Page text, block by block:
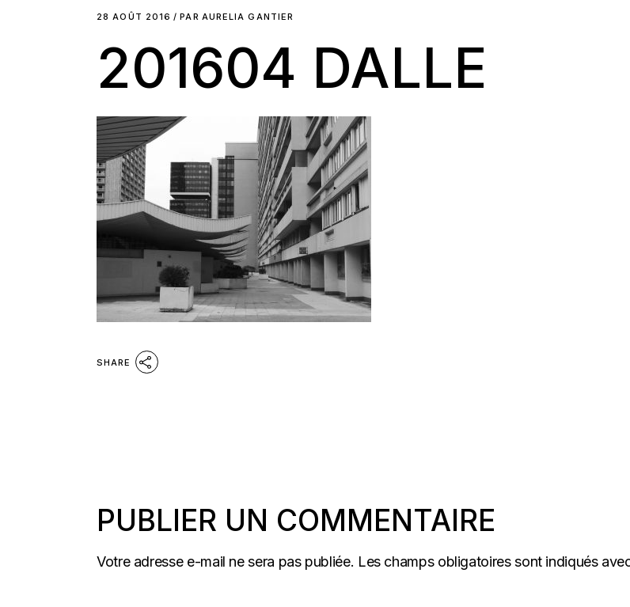
28 AOÛT 2016 PAR AURELIA GANTIER
201604 DALLE
SHARE
PUBLIER UN COMMENTAIRE
Votre adresse e-mail ne sera pas publiée. Les champs obligatoires sont indiqués